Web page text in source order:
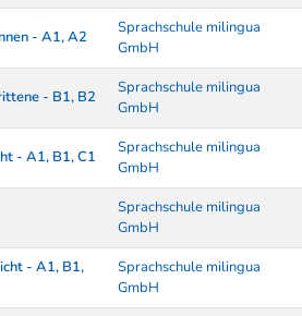
- A1, A2
Sprachschule milingua
GmbH
- B1, B2
Sprachschule milingua
GmbH
- A1, B1, C1
Sprachschule milingua
GmbH
Sprachschule milingua
GmbH
- A1, B1,
Sprachschule milingua
GmbH